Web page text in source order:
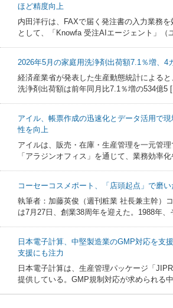
ほど精度向上
内田洋行は、FAXで届く発注書の入力業務を
として、「Knowfa 受注AIエージェント」（
2026年5月の家庭用洗浄剤出荷額7.1％増、4
経済産業省が発表した生産動態統計による
洗浄剤出荷額は前年同月比7.1％増の534億5
アイル、帳票作成の迅速化とデータ活用で
性を向上
アイルは、販売・在庫・生産管理を一元管
「アラジンオフィス」を通じて、業務効率
コーセーコスメポート、「店頭起点」で磨い
執筆者：加藤英俊（週刊粧業 社長兼主幹）
は7月27日、創業38周年を迎えた。1988年
日本電子計算、中堅製造業のGMP対応を支
支援にも注力
日本電子計算は、生産管理パッケージ「
提供している。GMP規制対応が求められる